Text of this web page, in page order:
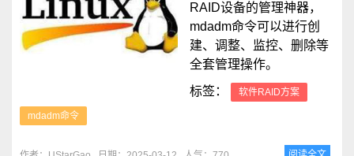
RAID设备的管理神器，
mdadm命令可以进行创
建、调整、监控、删除等
全套管理操作。
标签：
软件RAID方案
mdadm命令